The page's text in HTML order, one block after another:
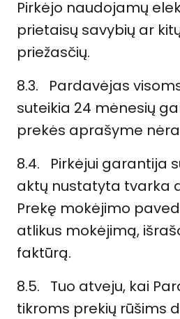
Pirkėjo naudojamų
prietaisų savybių ar
priežasčių.
8.3. Pardavėjas
suteikia 24 mėnesių
prekės aprašyme
8.4. Pirkėjui garantija
aktų nustatyta tvarka
Prekę mokėjimo
atlikus mokėjimą,
faktūrą.
8.5. Tuo atveju, kai
tikroms prekių rūšims